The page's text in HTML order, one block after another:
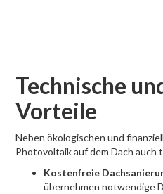
Technische
Vorteile
Neben ökologischen und
Photovoltaik auf dem Dach auch
Kostenfreie
übernehmen notwendige